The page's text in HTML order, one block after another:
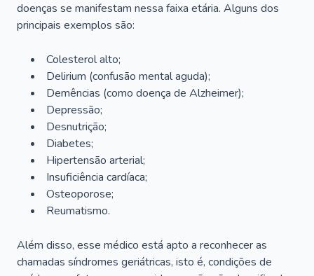
doenças se manifestam nessa faixa etária. Alguns dos
principais exemplos são:
Colesterol alto;
Delirium (confusão mental aguda);
Demências (como doença de Alzheimer);
Depressão;
Desnutrição;
Diabetes;
Hipertensão arterial;
Insuficiência cardíaca;
Osteoporose;
Reumatismo.
Além disso, esse médico está apto a reconhecer as
chamadas síndromes geriátricas, isto é, condições de